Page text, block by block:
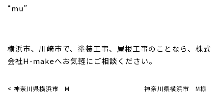
“mu”
横浜市、川崎市で、塗装工事、屋根工事のことなら、株式
会社H-makeへお気軽にご相談ください。
< 神奈川県横浜市 M
神奈川県横浜市 M様